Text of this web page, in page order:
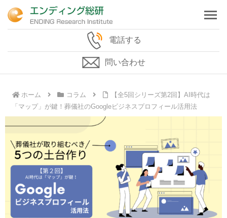
電話する
問い合わせ
ホーム コラム
【全5回シリーズ第2回】AI時代は
「マップ」が鍵！葬儀社のGoogleビジネスプロフィール活用法